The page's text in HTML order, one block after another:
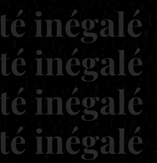
inégalé
inégalé
inégalé
inégalé